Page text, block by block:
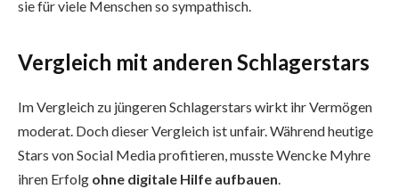
sie für viele Menschen so sympathisch.
Vergleich mit anderen Schlagerstars
Im Vergleich zu jüngeren Schlagerstars wirkt ihr Vermögen
moderat. Doch dieser Vergleich ist unfair. Während heutige
Stars von Social Media profitieren, musste Wencke Myhre
ihren Erfolg ohne digitale Hilfe aufbauen.